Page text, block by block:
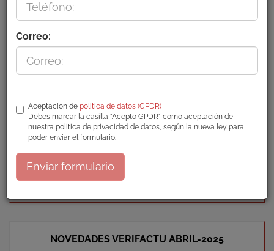
Entramos en la etapa de pruebas para nuestros
MÁS INFORMACIÓN
NOVEDADES VERIFACTU ABRIL-2025
Correo:
Aceptacion de politica de datos (GPDR)
Debes marcar la casilla "Acepto GPDR" como aceptación de
nuestra politica de privacidad de datos, según la nueva ley para
poder enviar el formulario.
Enviar formulario